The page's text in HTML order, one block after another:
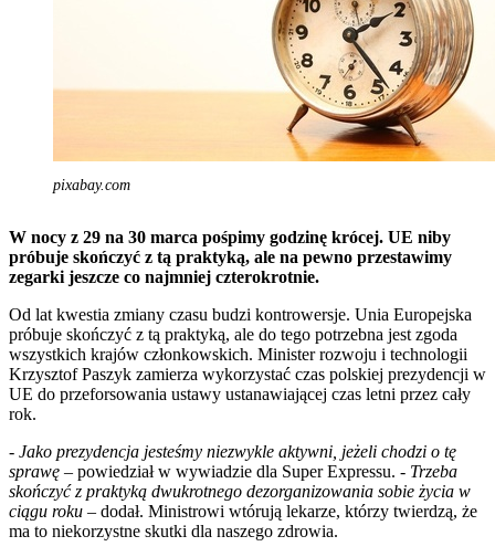
pixabay.com
W nocy z 29 na 30 marca pośpimy godzinę krócej. UE niby
próbuje skończyć z tą praktyką, ale na pewno przestawimy
zegarki jeszcze co najmniej czterokrotnie.
Od lat kwestia zmiany czasu budzi kontrowersje. Unia Europejska
próbuje skończyć z tą praktyką, ale do tego potrzebna jest zgoda
wszystkich krajów członkowskich. Minister rozwoju i technologii
Krzysztof Paszyk zamierza wykorzystać czas polskiej prezydencji w
UE do przeforsowania ustawy ustanawiającej czas letni przez cały
rok.
- Jako prezydencja jesteśmy niezwykle aktywni, jeżeli chodzi o tę
sprawę – powiedział w wywiadzie dla Super Expressu. - Trzeba
skończyć z praktyką dwukrotnego dezorganizowania sobie życia w
ciągu roku – dodał. Ministrowi wtórują lekarze, którzy twierdzą, że
ma to niekorzystne skutki dla naszego zdrowia.